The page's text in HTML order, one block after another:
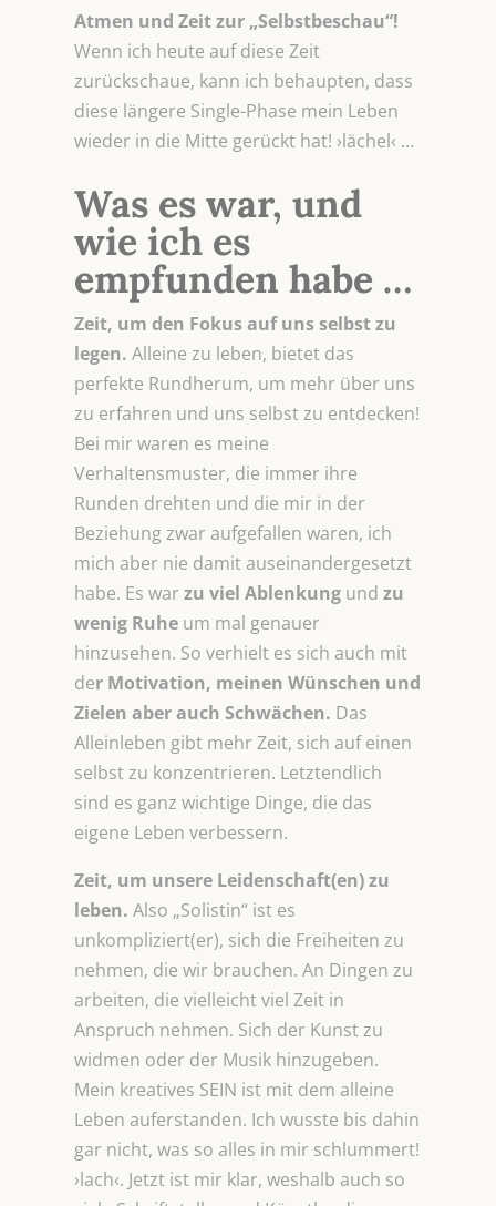
Atmen und Zeit zur „Selbstbeschau“!
Wenn ich heute auf diese Zeit
zurückschaue, kann ich behaupten, dass
diese längere Single-Phase mein Leben
wieder in die Mitte gerückt hat! ›lächel‹ …
Was es war, und
wie ich es
empfunden habe …
Zeit, um den Fokus auf uns selbst zu
legen.Alleine zu leben, bietet das
perfekte Rundherum, um mehr über uns
zu erfahren und uns selbst zu entdecken!
Bei mir waren es meine
Verhaltensmuster, die immer ihre
Runden drehten und die mir in der
Beziehung zwar aufgefallen waren, ich
mich aber nie damit auseinandergesetzt
habe. Es warzu viel Ablenkung undzu
wenig Ruhe um mal genauer
hinzusehen. So verhielt es sich auch mit
der Motivation, meinen Wünschen und
Zielen aber auch Schwächen. Das
Alleinleben gibt mehr Zeit, sich auf einen
selbst zu konzentrieren. Letztendlich
sind es ganz wichtige Dinge, die das
eigene Leben verbessern.
Zeit, um unsere Leidenschaft(en) zu
leben. Also „Solistin“ ist es
unkompliziert(er), sich die Freiheiten zu
nehmen, die wir brauchen. An Dingen zu
arbeiten, die vielleicht viel Zeit in
Anspruch nehmen. Sich der Kunst zu
widmen oder der Musik hinzugeben.
Mein kreatives SEIN ist mit dem alleine
Leben auferstanden. Ich wusste bis dahin
gar nicht, was so alles in mir schlummert!
›lach‹. Jetzt ist mir klar, weshalb auch so